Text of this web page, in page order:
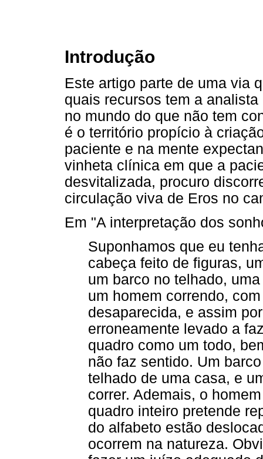
Introdução
Este artigo parte de uma via
quais recursos tem a
no mundo do que não tem
é o território propício à
paciente e na mente
vinheta clínica em que a
desvitalizada, procuro
circulação viva de Eros no
Em "A interpretação dos
Suponhamos que eu
cabeça feito de figuras,
um barco no telhado,
um homem correndo,
desaparecida, e assim
erroneamente levado a
quadro como um todo,
não faz sentido. Um
telhado de uma casa, e
correr. Ademais, o
quadro inteiro pretende
do alfabeto estão
ocorrem na natureza.